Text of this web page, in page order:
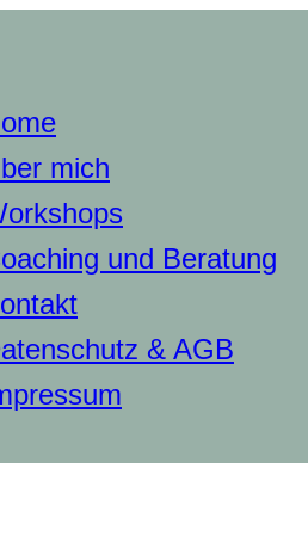
mich
und Beratung
& AGB